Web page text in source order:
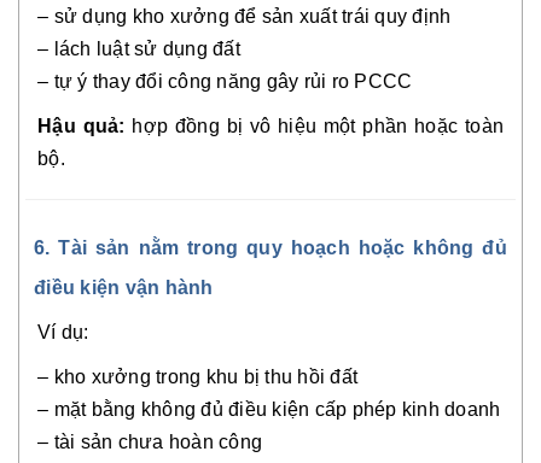
– sử dụng kho xưởng để sản xuất trái quy định
– lách luật sử dụng đất
– tự ý thay đổi công năng gây rủi ro PCCC
Hậu quả: hợp đồng bị vô hiệu một phần hoặc toàn
bộ.
6. Tài sản nằm trong quy hoạch hoặc không đủ
điều kiện vận hành
Ví dụ:
– kho xưởng trong khu bị thu hồi đất
– mặt bằng không đủ điều kiện cấp phép kinh doanh
– tài sản chưa hoàn công